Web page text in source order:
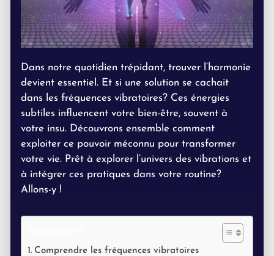
Dans notre quotidien trépidant, trouver l’harmonie
devient essentiel. Et si une solution se cachait
dans les fréquences vibratoires? Ces énergies
subtiles influencent votre bien-être, souvent à
votre insu. Découvrons ensemble comment
exploiter ce pouvoir méconnu pour transformer
votre vie. Prêt à explorer l’univers des vibrations et
à intégrer ces pratiques dans votre routine?
Allons-y !
Comprendre les fréquences vibratoires